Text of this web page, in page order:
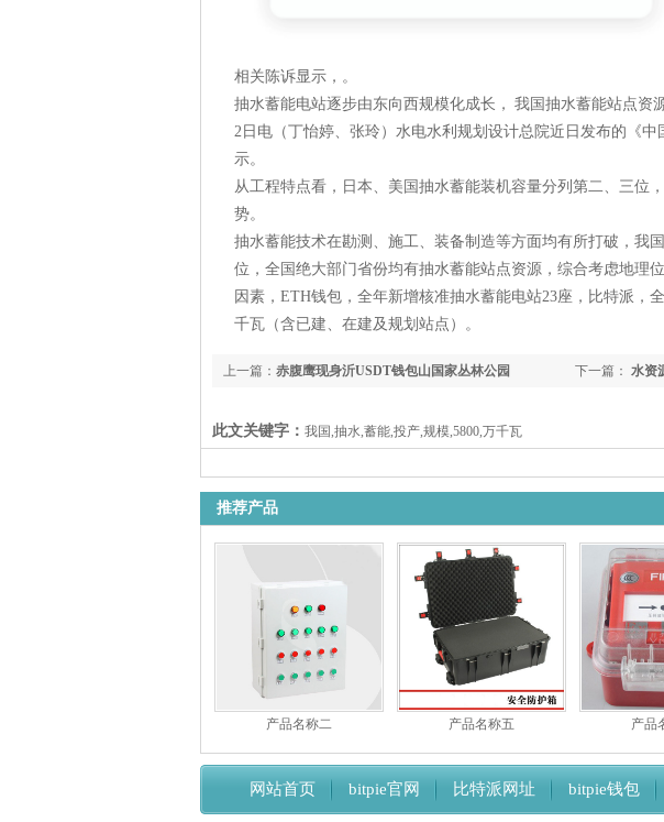
相关陈诉显示，。
抽水蓄能电站逐步由东向西规模化成长， 我国抽水蓄能站点资
2日电（丁怡婷、张玲）水电水利规划设计总院近日发布的《中
示。
从工程特点看，日本、美国抽水蓄能装机容量分列第二、三位
势。
抽水蓄能技术在勘测、施工、装备制造等方面均有所打破，我
位，全国绝大部门省份均有抽水蓄能站点资源，综合考虑地理
因素，ETH钱包，全年新增核准抽水蓄能电站23座，比特派，
千瓦（含已建、在建及规划站点）。
下一篇： 水资
上一篇： 赤腹鹰现身沂USDT钱包山国家丛林公园
此文关键字： 我国,抽水,蓄能,投产,规模,5800,万千瓦
推荐产品
产品名称二 产品名称五 产品
网站首页 bitpie官网 比特派网址 bitpie钱包